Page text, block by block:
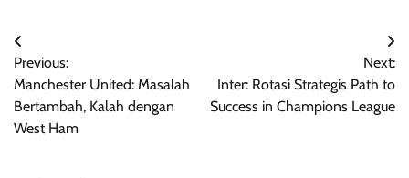
Post
navigation
Previous:
Manchester United: Masalah
Bertambah, Kalah dengan
West Ham
Next:
Inter: Rotasi Strategis Path to
Success in Champions League